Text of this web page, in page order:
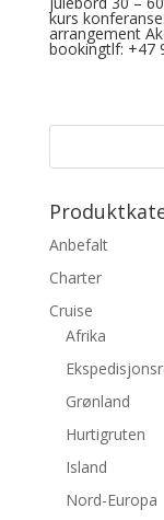
kurs
arrangement
bookingtlf: +47
Anbefalt
Charter
Cruise
Afrika
Grønland
Hurtigruten
Island
Nord-Europa